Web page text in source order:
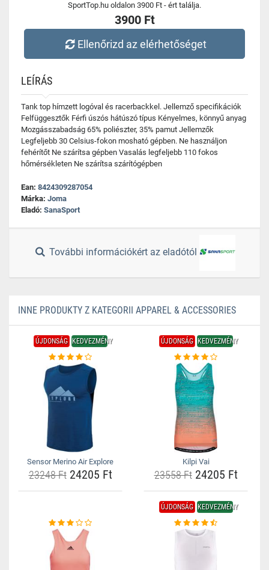
SportTop.hu oldalon 3900 Ft - ért találja.
3900 Ft
Ellenőrizd az elérhetőséget
LEÍRÁS
Tank top hímzett logóval és racerbackkel. Jellemző specifikációk
Felfüggesztők Férfi úszós hátúszó típus Kényelmes, könnyű anyag
Mozgásszabadság 65% poliészter, 35% pamut Jellemzők
Legfeljebb 30 Celsius-fokon mosható gépben. Ne használjon
fehérítőt Ne szárítsa gépben Vasalás legfeljebb 110 fokos
hőmérsékleten Ne szárítsa szárítógépben
Ean: 8424309287054
Márka: Joma
Eladó: SanaSport
További információkért az eladótól
INNE PRODUKTY Z KATEGORII APPAREL & ACCESSORIES
ÚJDONSÁG KEDVEZMÉNY
Sensor Merino Air Explore
23248 Ft24205 Ft
ÚJDONSÁG KEDVEZMÉNY
Kilpi Vai
23558 Ft24205 Ft
ÚJDONSÁG KEDVEZMÉNY